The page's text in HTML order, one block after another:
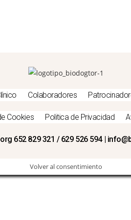
Colaboradores
Cookies Politica de Privacidad
652 829 321 / 629 526 594 |
Volver al consentimiento